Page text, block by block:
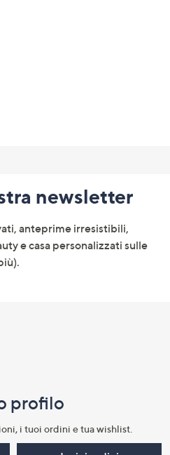
newsletter
anteprime irresistibili,
e casa personalizzati sulle
profilo​
i tuoi ordini e tua wishlist.​